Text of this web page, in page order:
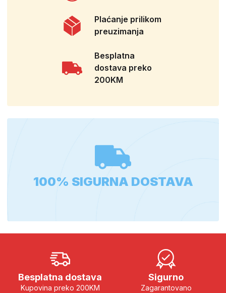
Plaćanje prilikom
preuzimanja
Besplatna
dostava preko
200KM
100% SIGURNA DOSTAVA
Besplatna dostava
Kupovina preko 200KM
Sigurno
Zagarantovano